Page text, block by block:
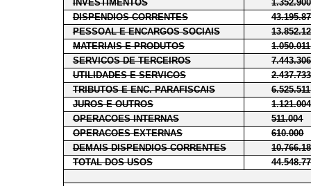
INVESTIMENTOS
1.352.900
DISPENDIOS CORRENTES
PESSOAL E ENCARGOS SOCIAIS
MATERIAIS E PRODUTOS
1.050.011
SERVICOS DE TERCEIROS
7.443.306
UTILIDADES E SERVICOS
2.437.733
TRIBUTOS E ENC. PARAFISCAIS
6.525.511
JUROS E OUTROS
1.121.004
OPERACOES INTERNAS
511.004
OPERACOES EXTERNAS
610.000
DEMAIS DISPENDIOS CORRENTES
TOTAL DOS USOS